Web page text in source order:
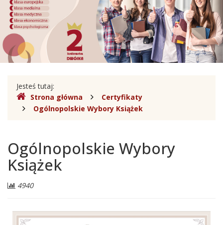
w
Legionowie
Gdzie
jesteśmy
Jesteś tutaj:
Strona główna
Certyfikaty
Ogólnopolskie Wybory Książek
Ogólnopolskie Wybory
Książek
Liczba
4940